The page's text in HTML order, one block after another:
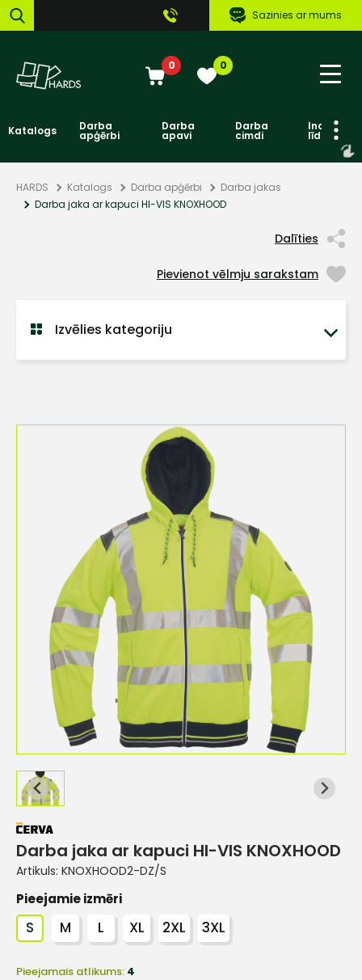
Sazinies ar mums
0 0
Katalogs Darba
apģērbi
Darba
apavi
Darba
cimdi līdzekļi
HARDS Katalogs Darba apģērbi
Darba jakas
Darba jaka ar kapuci HI-VIS KNOXHOOD
Dalīties
Pievienot vēlmju sarakstam
Izvēlies kategoriju
Darba jaka ar kapuci HI-VIS KNOXHOOD
Artikuls: KNOXHOOD2-DZ/S
Pieejamie izmēri
S M L XL 2XL 3XL
Pieejamais atlikums: 4